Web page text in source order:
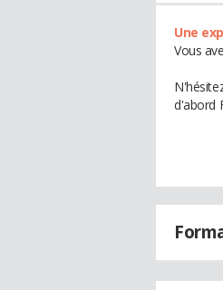
Une
Vous
d'abord